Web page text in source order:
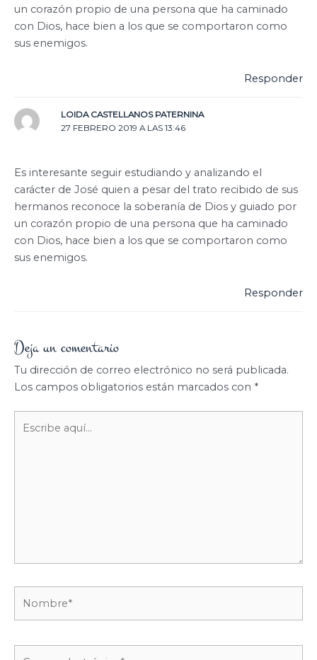
un corazón propio de una persona que ha caminado
con Dios, hace bien a los que se comportaron como
sus enemigos.
Responder
LOIDA CASTELLANOS PATERNINA
27 FEBRERO 2019 A LAS 13:46
Es interesante seguir estudiando y analizando el
carácter de José quien a pesar del trato recibido de sus
hermanos reconoce la soberanía de Dios y guiado por
un corazón propio de una persona que ha caminado
con Dios, hace bien a los que se comportaron como
sus enemigos.
Responder
Deja un comentario
Tu dirección de correo electrónico no será publicada.
Los campos obligatorios están marcados con *
aquí...